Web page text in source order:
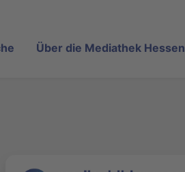
Über die Mediathek Hessen